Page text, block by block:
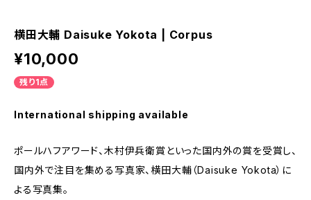
横田大輔 Daisuke Yokota | Corpus
¥10,000
残り1点
International shipping available
ポールハフアワード、木村伊兵衛賞といった国内外の賞を受賞し、
国内外で注目を集める写真家、横田大輔（Daisuke Yokota）に
よる写真集。